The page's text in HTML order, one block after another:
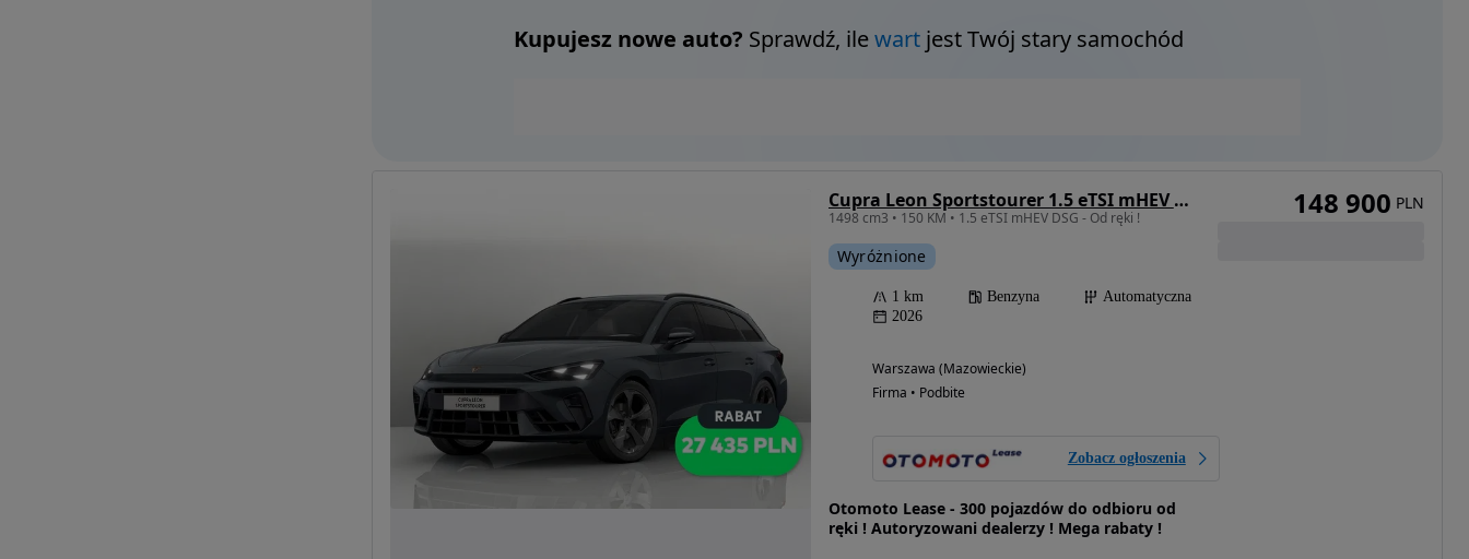
Kupujesz nowe auto? Sprawdź, ilewartjest Twój stary samochód
Cupra Leon Sportstourer 1.5 eTSI mHEV DSG
1498 cm3 • 150 KM • 1.5 eTSI mHEV DSG - Od ręki !
Wyróżnione
1 km Benzyna
Automatyczna
2026
Warszawa (Mazowieckie)
Firma • Podbite
Zobacz ogłoszenia
Otomoto Lease - 300 pojazdów do odbioru od
ręki ! Autoryzowani dealerzy ! Mega rabaty !
148 900 PLN